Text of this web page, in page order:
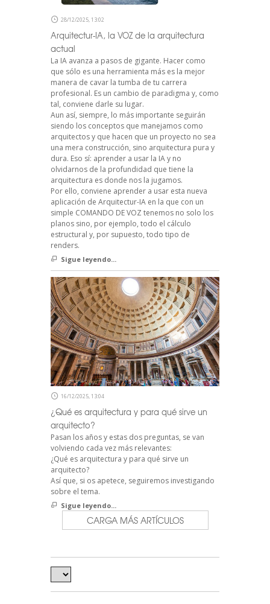
28/12/2025, 13:02
Arquitectur-IA, la VOZ de la arquitectura
actual
La IA avanza a pasos de gigante. Hacer como
que sólo es una herramienta más es la mejor
manera de cavar la tumba de tu carrera
profesional. Es un cambio de paradigma y, como
tal, conviene darle su lugar.
Aun así, siempre, lo más importante seguirán
siendo los conceptos que manejamos como
arquitectos y que hacen que un proyecto no sea
una mera construcción, sino arquitectura pura y
dura. Eso sí: aprender a usar la IA y no
olvidarnos de la profundidad que tiene la
arquitectura es donde nos la jugamos.
Por ello, conviene aprender a usar esta nueva
aplicación de Arquitectur-IA en la que con un
simple COMANDO DE VOZ tenemos no solo los
planos sino, por ejemplo, todo el cálculo
estructural y, por supuesto, todo tipo de
renders.
Sigue leyendo...
16/12/2025, 13:04
¿Qué es arquitectura y para qué sirve un
arquitecto?
Pasan los años y estas dos preguntas, se van
volviendo cada vez más relevantes:
¿Qué es arquitectura y para qué sirve un
arquitecto?
Así que, si os apetece, seguiremos investigando
sobre el tema.
Sigue leyendo...
CARGA MÁS ARTÍCULOS